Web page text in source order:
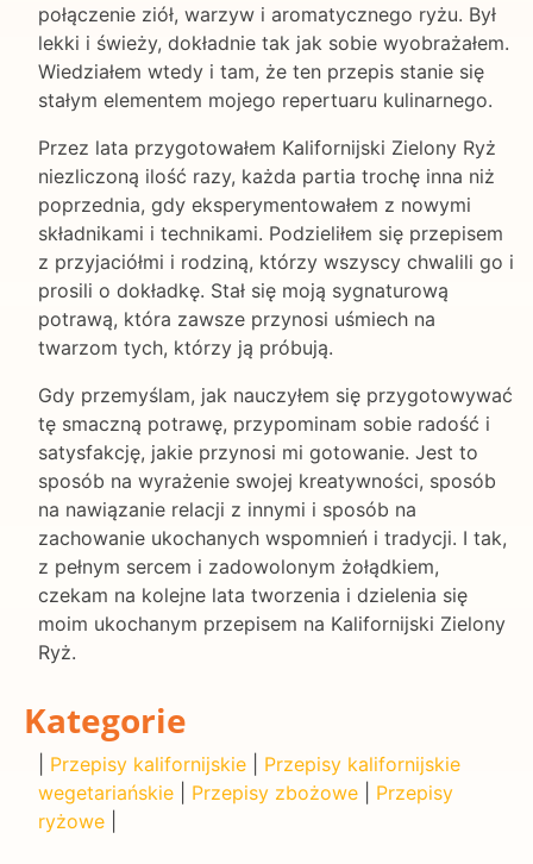
połączenie ziół, warzyw i aromatycznego ryżu. Był
lekki i świeży, dokładnie tak jak sobie wyobrażałem.
Wiedziałem wtedy i tam, że ten przepis stanie się
stałym elementem mojego repertuaru kulinarnego.
Przez lata przygotowałem Kalifornijski Zielony Ryż
niezliczoną ilość razy, każda partia trochę inna niż
poprzednia, gdy eksperymentowałem z nowymi
składnikami i technikami. Podzieliłem się przepisem
z przyjaciółmi i rodziną, którzy wszyscy chwalili go i
prosili o dokładkę. Stał się moją sygnaturową
potrawą, która zawsze przynosi uśmiech na
twarzom tych, którzy ją próbują.
Gdy przemyślam, jak nauczyłem się przygotowywać
tę smaczną potrawę, przypominam sobie radość i
satysfakcję, jakie przynosi mi gotowanie. Jest to
sposób na wyrażenie swojej kreatywności, sposób
na nawiązanie relacji z innymi i sposób na
zachowanie ukochanych wspomnień i tradycji. I tak,
z pełnym sercem i zadowolonym żołądkiem,
czekam na kolejne lata tworzenia i dzielenia się
moim ukochanym przepisem na Kalifornijski Zielony
Ryż.
Kategorie
Przepisy kalifornijskie
Przepisy kalifornijskie
wegetariańskie
Przepisy zbożowe
Przepisy
ryżowe